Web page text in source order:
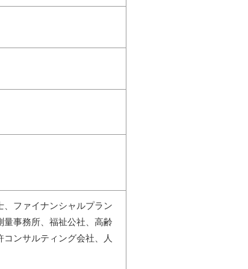
ファイナンシャルプラン
事務所、福祉公社、高齢
ンサルティング会社、人